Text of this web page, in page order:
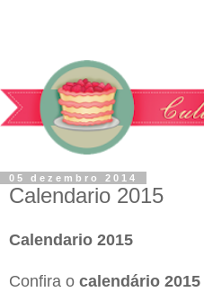
05 dezembro 2014
Calendario 2015
Calendario 2015
Confira o calendário 2015